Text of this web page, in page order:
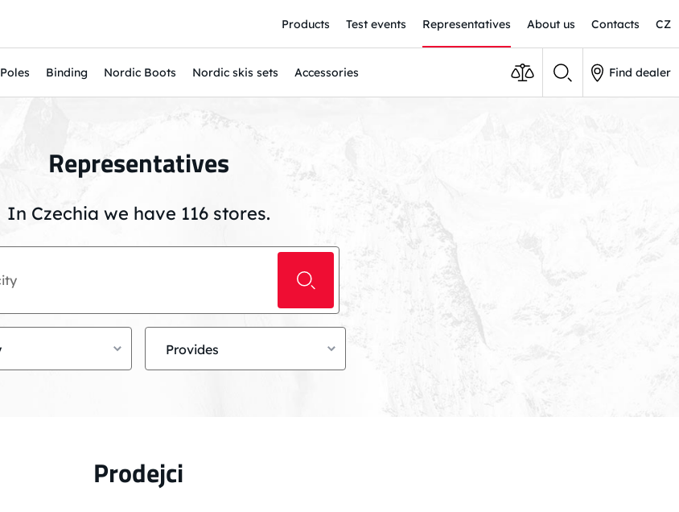
Products Test events Representatives About us Contacts CZ
Poles Binding Nordic Boots Nordic skis sets Accessories Find dealer
Representatives
In Czechia we have 116stores.
Prodejci